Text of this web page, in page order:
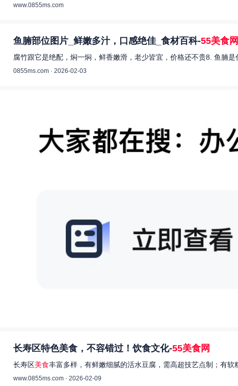
www.0855ms.com
鱼腩部位图片_鲜嫩多汁，口感绝佳_食材百科-55美食网
腐竹跟它是绝配，焖一焖，鲜香嫩滑，老少皆宜，价格还不贵8. 鱼腩
0855ms.com · 2026-02-03
长寿区特色美食，不容错过！饮食文化-55美食网
长寿区美食丰富多样，有鲜嫩细腻的活水豆腐，需高超技艺点制；有
www.0855ms.com · 2026-02-09